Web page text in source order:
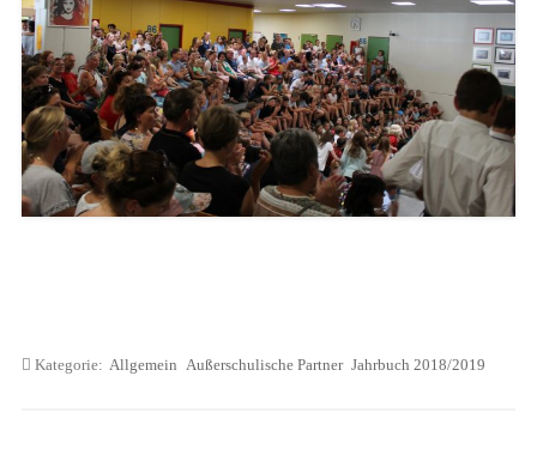
Kategorie: Allgemein Außerschulische Partner Jahrbuch 2018/2019